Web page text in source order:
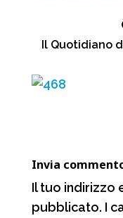
b
Il Quotidiano
Invia
Il tuo indirizzo
pubblicato. I